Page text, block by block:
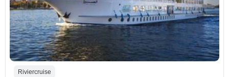
Riviercruise